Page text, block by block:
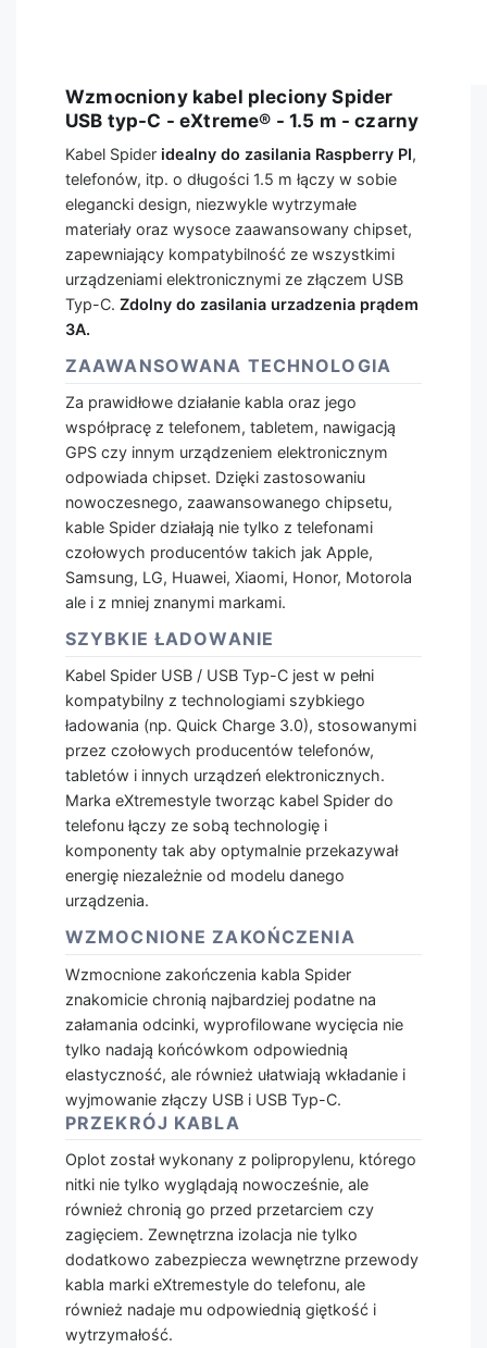
Wzmocniony kabel pleciony Spider
USB typ-C - eXtreme® - 1.5 m - czarny
Kabel Spider idealny do zasilania Raspberry PI,
telefonów, itp. o długości 1.5 m łączy w sobie
elegancki design, niezwykle wytrzymałe
materiały oraz wysoce zaawansowany chipset,
zapewniający kompatybilność ze wszystkimi
urządzeniami elektronicznymi ze złączem USB
Typ-C. Zdolny do zasilania urzadzenia prądem
3A.
ZAAWANSOWANA TECHNOLOGIA
Za prawidłowe działanie kabla oraz jego
współpracę z telefonem, tabletem, nawigacją
GPS czy innym urządzeniem elektronicznym
odpowiada chipset. Dzięki zastosowaniu
nowoczesnego, zaawansowanego chipsetu,
kable Spider działają nie tylko z telefonami
czołowych producentów takich jak Apple,
Samsung, LG, Huawei, Xiaomi, Honor, Motorola
ale i z mniej znanymi markami.
SZYBKIE ŁADOWANIE
Kabel Spider USB / USB Typ-C jest w pełni
kompatybilny z technologiami szybkiego
ładowania (np. Quick Charge 3.0), stosowanymi
przez czołowych producentów telefonów,
tabletów i innych urządzeń elektronicznych.
Marka eXtremestyle tworząc kabel Spider do
telefonu łączy ze sobą technologię i
komponenty tak aby optymalnie przekazywał
energię niezależnie od modelu danego
urządzenia.
WZMOCNIONE ZAKOŃCZENIA
Wzmocnione zakończenia kabla Spider
znakomicie chronią najbardziej podatne na
załamania odcinki, wyprofilowane wycięcia nie
tylko nadają końcówkom odpowiednią
elastyczność, ale również ułatwiają wkładanie i
wyjmowanie złączy USB i USB Typ-C.
PRZEKRÓJ KABLA
Oplot został wykonany z polipropylenu, którego
nitki nie tylko wyglądają nowocześnie, ale
również chronią go przed przetarciem czy
zagięciem. Zewnętrzna izolacja nie tylko
dodatkowo zabezpiecza wewnętrzne przewody
kabla marki eXtremestyle do telefonu, ale
również nadaje mu odpowiednią giętkość i
wytrzymałość.